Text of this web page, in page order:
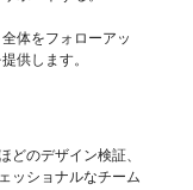
体をフォローアッ
供します。
のデザイン検証、
ッショナルなチーム